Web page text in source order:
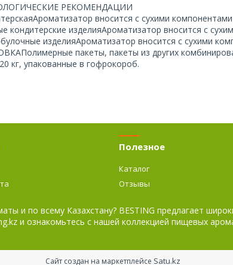
РЕКОМЕНДАЦИИ
вносится с сухими
кондитерские изделияАроматизатор вносится с
изделияАроматизатор вносится с сухими
пакеты, пакеты из других
кг, упакованные в гофрокороб.
Полезное
Каталог
Отзывы
и по всему Казахстану? BESTING предлагает
и ознакомьтесь с нашей коллекцией пищевых
Сайт создан на маркетплейсе Satu.kz